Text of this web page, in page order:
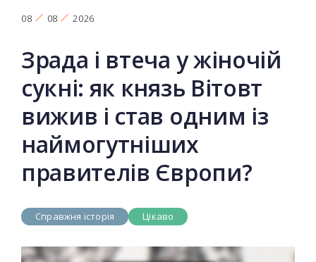
08 08 2026
Зрада і втеча у жіночій
сукні: як князь Вітовт
вижив і став одним із
наймогутніших
правителів Європи?
Справжня історія Цікаво